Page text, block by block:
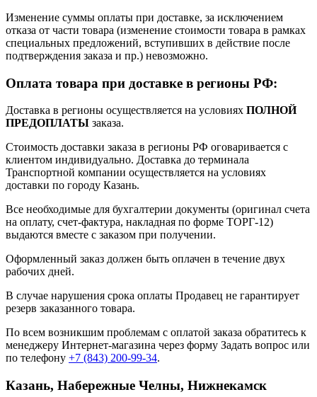
Изменение суммы оплаты при доставке, за исключением
отказа от части товара (изменение стоимости товара в рамках
специальных предложений, вступивших в действие после
подтверждения заказа и пр.) невозможно.
Оплата товара при доставке в регионы РФ:
Доставка в регионы осуществляется на условиях ПОЛНОЙ
ПРЕДОПЛАТЫ заказа.
Стоимость доставки заказа в регионы РФ оговаривается с
клиентом индивидуально. Доставка до терминала
Транспортной компании осуществляется на условиях
доставки по городу Казань.
Все необходимые для бухгалтерии документы (оригинал счета
на оплату, счет-фактура, накладная по форме ТОРГ-12)
выдаются вместе с заказом при получении.
Оформленный заказ должен быть оплачен в течение двух
рабочих дней.
В случае нарушения срока оплаты Продавец не гарантирует
резерв заказанного товара.
По всем возникшим проблемам с оплатой заказа обратитесь к
менеджеру Интернет-магазина через форму Задать вопрос или
по телефону +7 (843) 200-99-34.
Казань, Набережные Челны, Нижнекамск